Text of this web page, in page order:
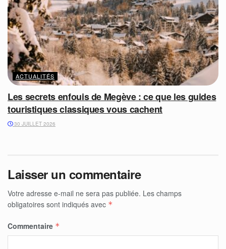
ACTUALITÉS
Les secrets enfouis de Megève : ce que les guides
touristiques classiques vous cachent
30 JUILLET 2026
Laisser un commentaire
Votre adresse e-mail ne sera pas publiée. Les champs
obligatoires sont indiqués avec *
Commentaire *